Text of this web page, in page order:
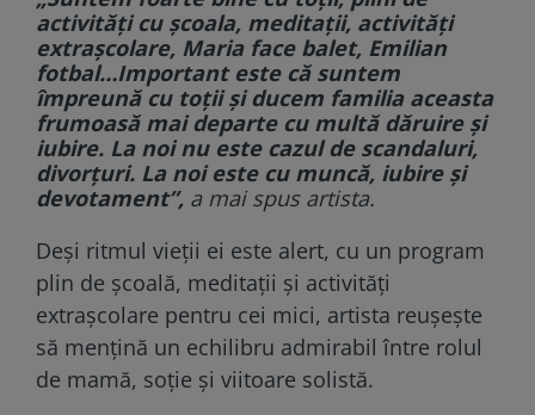
activități cu școala, meditații, activități
extrașcolare, Maria face balet, Emilian
fotbal…Important este că suntem
împreună cu toții și ducem familia aceasta
frumoasă mai departe cu multă dăruire și
iubire. La noi nu este cazul de scandaluri,
divorțuri. La noi este cu muncă, iubire și
devotament”, a mai spus artista.
Deși ritmul vieții ei este alert, cu un program
plin de școală, meditații și activități
extrașcolare pentru cei mici, artista reușește
să mențină un echilibru admirabil între rolul
de mamă, soție și viitoare solistă.